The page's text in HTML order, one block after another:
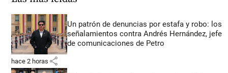
Un patrón de denuncias por estafa y robo: los
señalamientos contra Andrés Hernández, jefe
de comunicaciones de Petro
hace 2 horas share